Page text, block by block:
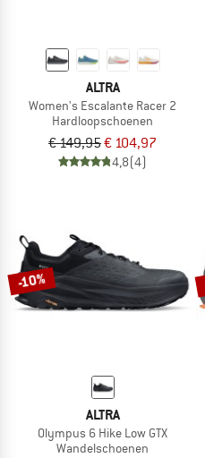
ALTRA
Women's Escalante Racer 2
Hardloopschoenen
€ 149,95€ 104,97
4,8(4)
-10%
ALTRA
Olympus 6 Hike Low GTX
Wandelschoenen